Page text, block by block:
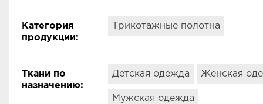
Категория
продукции:
Трикотажные полотна
Ткани по
назначению:
Детская одежда Женская
Мужская одежда